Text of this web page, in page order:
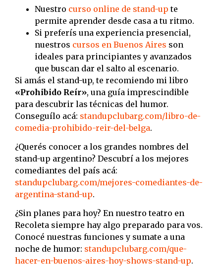
Nuestro curso online de stand-up te
permite aprender desde casa a tu ritmo.
Si preferís una experiencia presencial,
nuestros cursos en Buenos Aires son
ideales para principiantes y avanzados
que buscan dar el salto al escenario.
Si amás el stand-up, te recomiendo mi libro
«Prohibido Reír», una guía imprescindible
para descubrir las técnicas del humor.
Conseguílo acá: standupclubarg.com/libro-de-
comedia-prohibido-reir-del-belga.
¿Querés conocer a los grandes nombres del
stand-up argentino? Descubrí a los mejores
comediantes del país acá:
standupclubarg.com/mejores-comediantes-de-
argentina-stand-up.
¿Sin planes para hoy? En nuestro teatro en
Recoleta siempre hay algo preparado para vos.
Conocé nuestras funciones y sumate a una
noche de humor: standupclubarg.com/que-
hacer-en-buenos-aires-hoy-shows-stand-up.